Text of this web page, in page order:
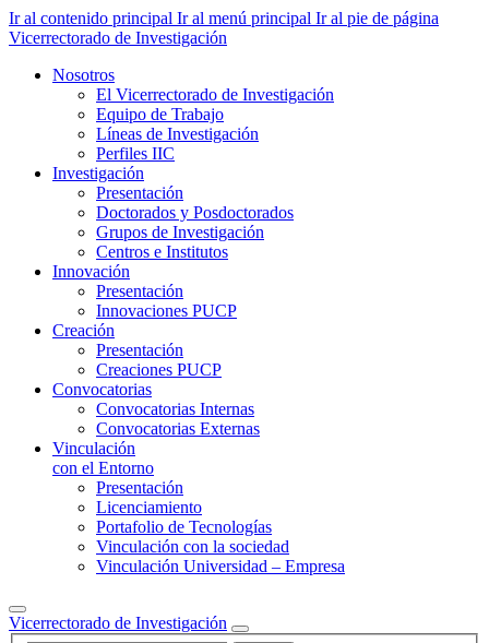
Ir al contenido principal Ir al menú principal Ir al pie de página
Vicerrectorado de Investigación
Nosotros
El Vicerrectorado de Investigación
Equipo de Trabajo
Líneas de Investigación
Perfiles IIC
Investigación
Presentación
Doctorados y Posdoctorados
Grupos de Investigación
Centros e Institutos
Innovación
Presentación
Innovaciones PUCP
Creación
Presentación
Creaciones PUCP
Convocatorias
Convocatorias Internas
Convocatorias Externas
Vinculación
con el Entorno
Presentación
Licenciamiento
Portafolio de Tecnologías
Vinculación con la sociedad
Vinculación Universidad – Empresa
Vicerrectorado de Investigación